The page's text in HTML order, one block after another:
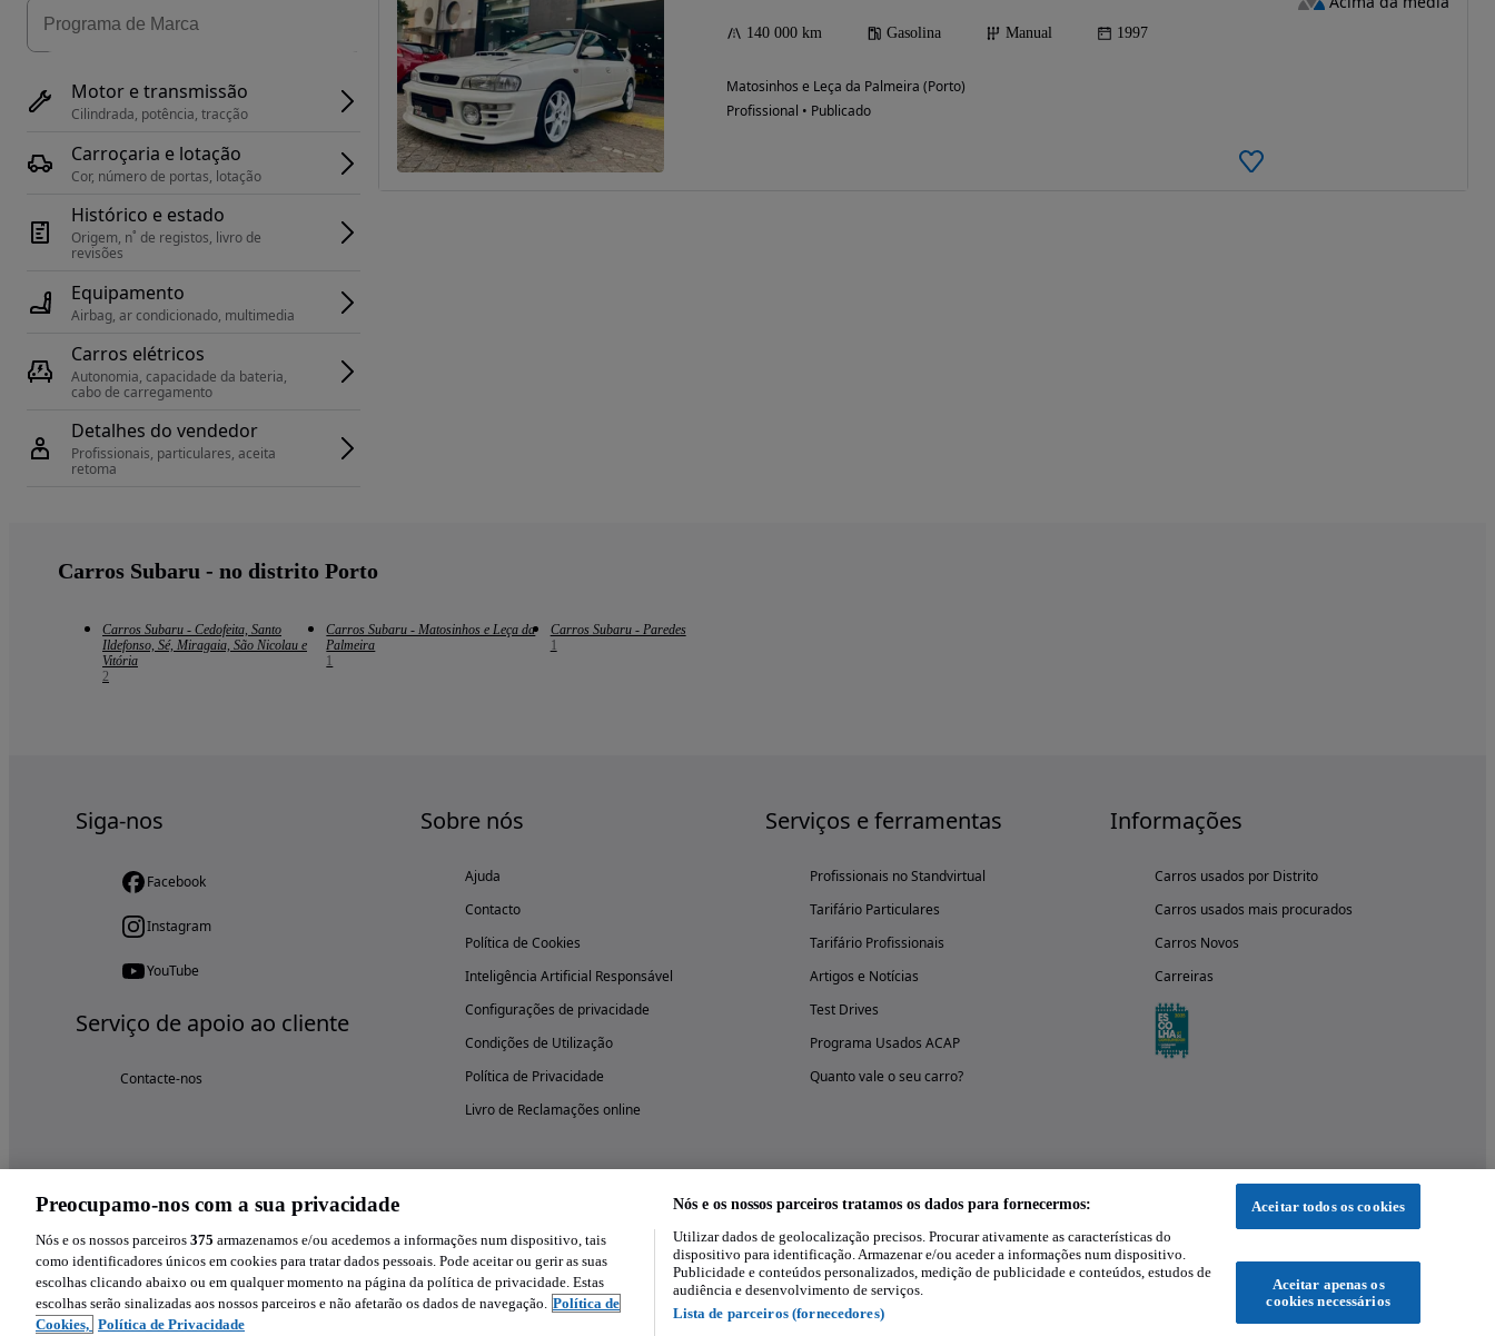
Motor e transmissão
Cilindrada, potência, tracção
Carroçaria e lotação
Cor, número de portas, lotação
Histórico e estado
Origem, n˚ de registos, livro de
revisões
Equipamento
Airbag, ar condicionado, multimedia
Carros elétricos
Autonomia, capacidade da bateria,
cabo de carregamento
Detalhes do vendedor
Profissionais, particulares, aceita
retoma
140 000 km Gasolina Manual 1997
Matosinhos e Leça da Palmeira (Porto)
Profissional • Publicado
Carros Subaru - no distrito Porto
Carros Subaru - Cedofeita, Santo
Ildefonso, Sé, Miragaia, São Nicolau e
Vitória
2
Carros Subaru - Matosinhos e Leça da
Palmeira
1
Carros Subaru - Paredes
1
Siga-nos
Facebook
Instagram
YouTube
Serviço de apoio ao cliente
Contacte-nos
Sobre nós
Ajuda
Contacto
Política de Cookies
Inteligência Artificial Responsável
Configurações de privacidade
Condições de Utilização
Política de Privacidade
Livro de Reclamações online
Serviços e ferramentas
Profissionais no Standvirtual
Tarifário Particulares
Tarifário Profissionais
Artigos e Notícias
Test Drives
Programa Usados ACAP
Quanto vale o seu carro?
Informações
Carros usados por Distrito
Carros usados mais procurados
Carros Novos
Carreiras
Experimenta a aplicação
Preocupamo-nos com a sua privacidade
Nós e os nossos parceiros 375 armazenamos e/ou acedemos a informações num dispositivo, tais
como identificadores únicos em cookies para tratar dados pessoais. Pode aceitar ou gerir as suas
escolhas clicando abaixo ou em qualquer momento na página da política de privacidade. Estas
escolhas serão sinalizadas aos nossos parceiros e não afetarão os dados de navegação. Política de
Cookies, Política de Privacidade
Nós e os nossos parceiros tratamos os dados para fornecermos:
Utilizar dados de geolocalização precisos. Procurar ativamente as características do
dispositivo para identificação. Armazenar e/ou aceder a informações num dispositivo.
Publicidade e conteúdos personalizados, medição de publicidade e conteúdos, estudos de
audiência e desenvolvimento de serviços.
Lista de parceiros (fornecedores)
Aceitar todos os cookies
Aceitar apenas os
cookies necessários